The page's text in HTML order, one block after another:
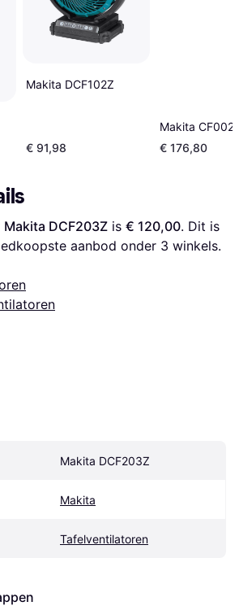
Makita DCF102Z
€ 91,98
Makita
€ 176,80
Makita DCF203Z is € 120,00. Dit is
aanbod onder 3 winkels.
Makita DCF203Z
Makita
Tafelventilatoren